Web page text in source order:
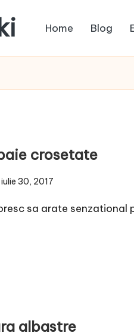
Home Blog
crosetate
iulie 30, 2017
sa arate senzational
albastre